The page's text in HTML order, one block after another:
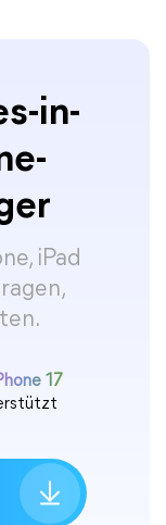
in-
iPad
17